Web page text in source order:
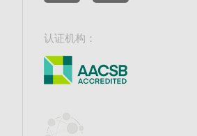
认证机构：